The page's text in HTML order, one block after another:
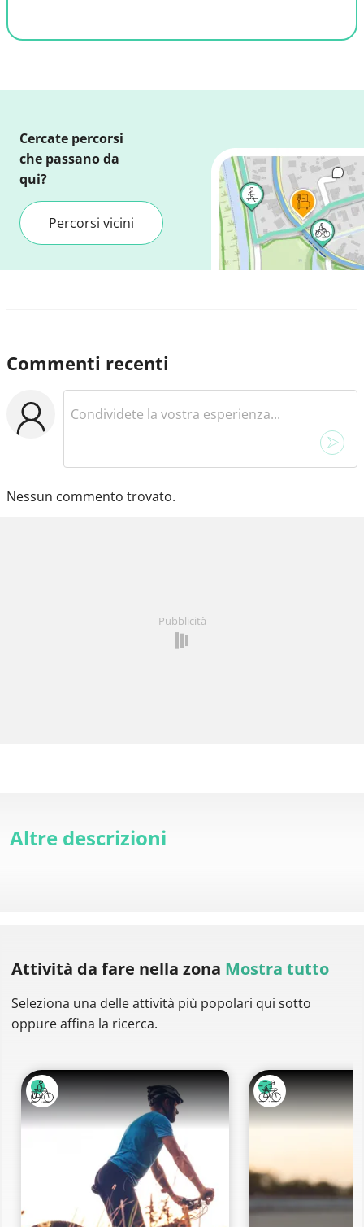
Cercate percorsi
che passano da
qui?
Percorsi vicini
Commenti recenti
Nessun commento trovato.
Pubblicità
Altre descrizioni
Attività da fare nella zona Mostra tutto
Seleziona una delle attività più popolari qui sotto
oppure affina la ricerca.